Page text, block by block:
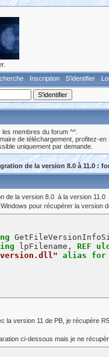
Inscription S'identifier
membres du forum ^^.
de téléchargement, profitez-en !
uniquement par demande.
de la version 8.0 à 11.0 :
de la version 8.0 à la version 11.0
pour récupérer la version
lpFilename, REF
alias for
la version 11 de PB, je récupère
ci-dessous mais je ne